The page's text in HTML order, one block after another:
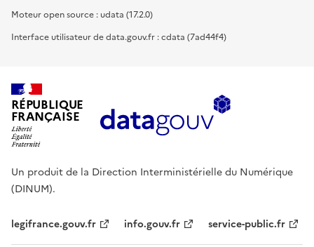
Moteur open source : udata (17.2.0)
Interface utilisateur de data.gouv.fr : cdata (7ad44f4)
RÉPUBLIQUE
FRANÇAISE
Un produit de la Direction Interministérielle du Numérique
(DINUM).
legifrance.gouv.fr info.gouv.fr service-public.fr